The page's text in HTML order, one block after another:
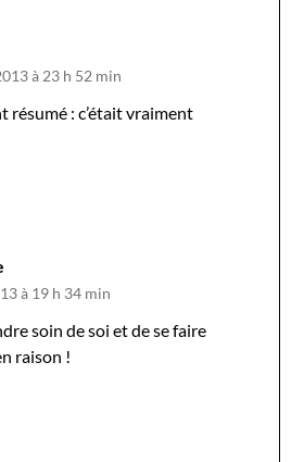
à 23 h 52 min
résumé : c’était vraiment
à 19 h 34 min
soin de soi et de se faire
raison !